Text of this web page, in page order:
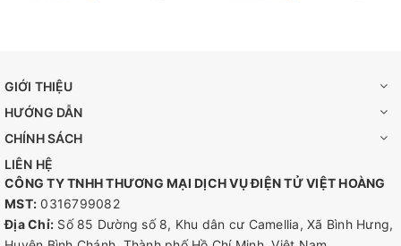
GIỚI THIỆU
HƯỚNG DẪN
CHÍNH SÁCH
LIÊN HỆ
CÔNG TY TNHH THƯƠNG MẠI DỊCH VỤ ĐIỆN TỬ VIỆT HOÀNG
MST: 0316799082
Địa Chỉ: Số 85 Dường số 8, Khu dân cư Camellia, Xã Bình Hưng,